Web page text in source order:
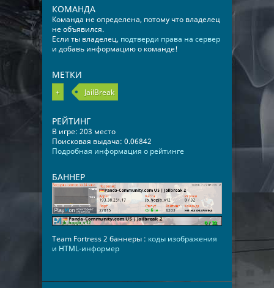
КОМАНДА
Команда не определена, потому что владелец
не объявился.
Если ты владелец, подтверди права на сервер
и добавь информацию о команде!
МЕТКИ
+ JailBreak
РЕЙТИНГ
В игре: 203 место
Поисковая выдача: 0.06842
Подробная информация о рейтинге
БАННЕР
Team Fortress 2 баннеры : коды изображения
и HTML-информер